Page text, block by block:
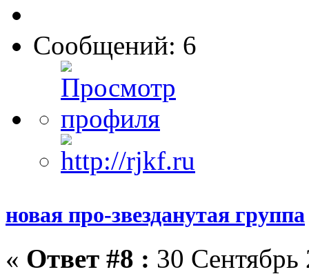
Сообщений: 6
новая про-звезданутая группа
« Ответ #8 : 30